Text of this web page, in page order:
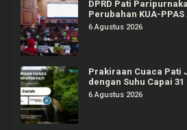
DPRD Pati
Perubahan KUA-PPAS
6 Agustus 2026
Prakiraan Cuaca Pati
dengan Suhu Capai 31
6 Agustus 2026